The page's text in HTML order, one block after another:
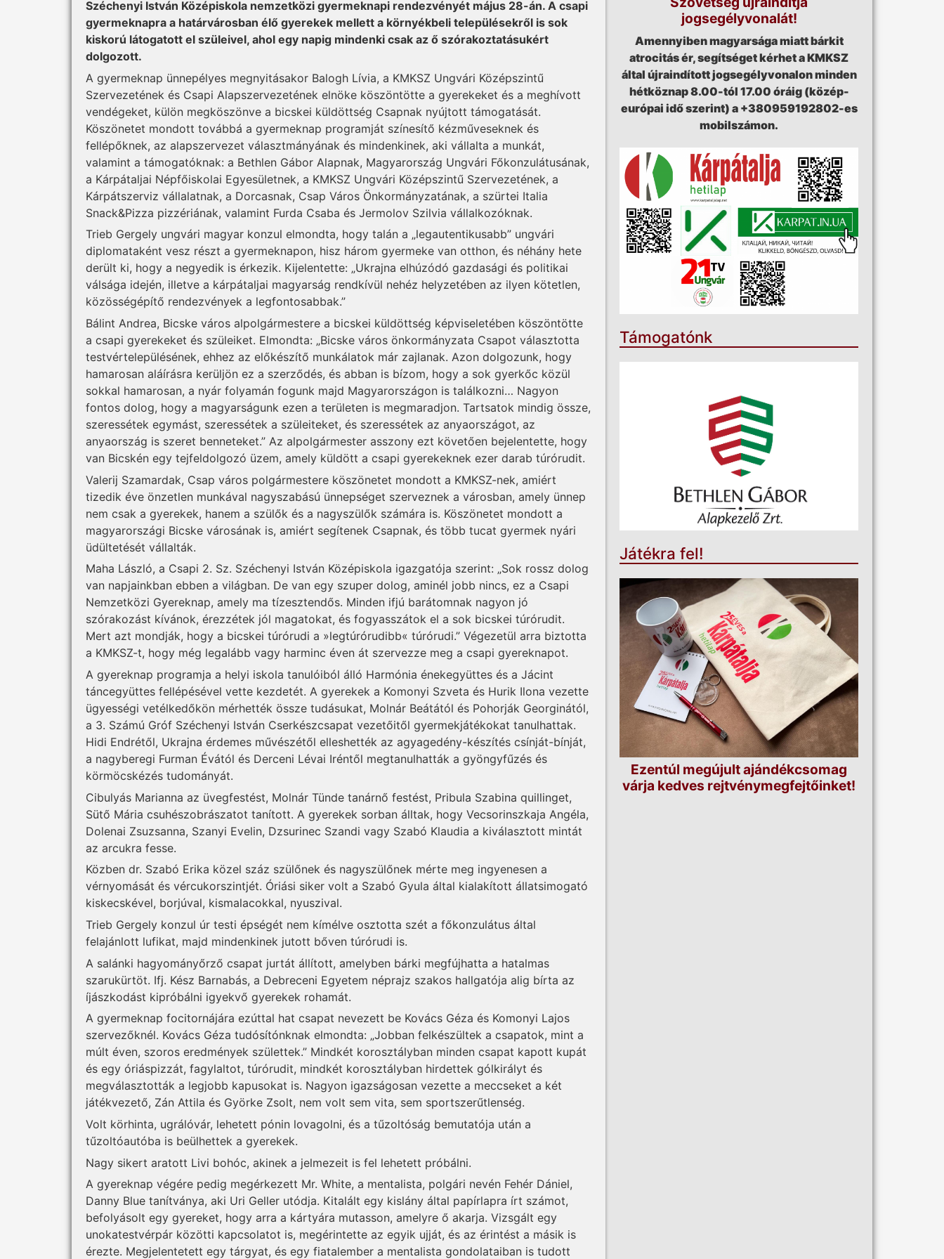
Széchenyi István Középiskola nemzetközi gyermeknapi rendezvényét május 28-án. A csapi
gyermeknapra a határvárosban élő gyerekek mellett a környékbeli településekről is sok
kiskorú látogatott el szüleivel, ahol egy napig mindenki csak az ő szórakoztatásukért
dolgozott.
A gyermeknap ünnepélyes megnyitásakor Balogh Lívia, a KMKSZ Ungvári Középszintű
Szervezetének és Csapi Alapszervezetének elnöke köszöntötte a gyerekeket és a meghívott
vendégeket, külön megköszönve a bicskei küldöttség Csapnak nyújtott támogatását.
Köszönetet mondott továbbá a gyermeknap programját színesítő kézműveseknek és
fellépőknek, az alapszervezet választmányának és mindenkinek, aki vállalta a munkát,
valamint a támogatóknak: a Bethlen Gábor Alapnak, Magyarország Ungvári Főkonzulátusának,
a Kárpátaljai Népfőiskolai Egyesületnek, a KMKSZ Ungvári Középszintű Szervezetének, a
Kárpátszerviz vállalatnak, a Dorcasnak, Csap Város Önkormányzatának, a szürtei Italia
Snack&Pizza pizzériának, valamint Furda Csaba és Jermolov Szilvia vállalkozóknak.
Trieb Gergely ungvári magyar konzul elmondta, hogy talán a „legautentikusabb” ungvári
diplomataként vesz részt a gyermeknapon, hisz három gyermeke van otthon, és néhány hete
derült ki, hogy a negyedik is érkezik. Kijelentette: „Ukrajna elhúzódó gazdasági és politikai
válsága idején, illetve a kárpátaljai magyarság rendkívül nehéz helyzetében az ilyen kötetlen,
közösségépítő rendezvények a legfontosabbak.”
Bálint Andrea, Bicske város alpolgármestere a bicskei küldöttség képviseletében köszöntötte
a csapi gyerekeket és szüleiket. Elmondta: „Bicske város önkormányzata Csapot választotta
testvértelepülésének, ehhez az előkészítő munkálatok már zajlanak. Azon dolgozunk, hogy
hamarosan aláírásra kerüljön ez a szerződés, és abban is bízom, hogy a sok gyerkőc közül
sokkal hamarosan, a nyár folyamán fogunk majd Magyarországon is találkozni… Nagyon
fontos dolog, hogy a magyarságunk ezen a területen is megmaradjon. Tartsatok mindig össze,
szeressétek egymást, szeressétek a szüleiteket, és szeressétek az anyaországot, az
anyaország is szeret benneteket.” Az alpolgármester asszony ezt követően bejelentette, hogy
van Bicskén egy tejfeldolgozó üzem, amely küldött a csapi gyerekeknek ezer darab túrórudit.
Valerij Szamardak, Csap város polgármestere köszönetet mondott a KMKSZ-nek, amiért
tizedik éve önzetlen munkával nagyszabású ünnepséget szerveznek a városban, amely ünnep
nem csak a gyerekek, hanem a szülők és a nagyszülők számára is. Köszönetet mondott a
magyarországi Bicske városának is, amiért segítenek Csapnak, és több tucat gyermek nyári
üdültetését vállalták.
Maha László, a Csapi 2. Sz. Széchenyi István Középiskola igazgatója szerint: „Sok rossz dolog
van napjainkban ebben a világban. De van egy szuper dolog, aminél jobb nincs, ez a Csapi
Nemzetközi Gyereknap, amely ma tízesztendős. Minden ifjú barátomnak nagyon jó
szórakozást kívánok, érezzétek jól magatokat, és fogyasszátok el a sok bicskei túrórudit.
Mert azt mondják, hogy a bicskei túrórudi a »legtúrórudibb« túrórudi.” Végezetül arra biztotta
a KMKSZ-t, hogy még legalább vagy harminc éven át szervezze meg a csapi gyereknapot.
A gyereknap programja a helyi iskola tanulóiból álló Harmónia énekegyüttes és a Jácint
táncegyüttes fellépésével vette kezdetét. A gyerekek a Komonyi Szveta és Hurik Ilona vezette
ügyességi vetélkedőkön mérhették össze tudásukat, Molnár Beátától és Pohorják Georginától,
a 3. Számú Gróf Széchenyi István Cserkészcsapat vezetőitől gyermekjátékokat tanulhattak.
Hidi Endrétől, Ukrajna érdemes művészétől elleshették az agyagedény-készítés csínját-bínját,
a nagyberegi Furman Évától és Derceni Lévai Iréntől megtanulhatták a gyöngyfűzés és
körmöcskézés tudományát.
Cibulyás Marianna az üveg­festést, Molnár Tünde tanárnő festést, Pribula Szabina quil­lin­get,
Sütő Mária csuhészobrászatot tanított. A gyerekek sorban álltak, hogy Vecsorinszkaja Angéla,
Do­le­nai Zsuzsanna, Szanyi Evelin, Dzsu­ri­nec Szandi vagy Szabó Klaudia a kiválasztott mintát
az arcukra fesse.
Közben dr. Szabó Erika közel száz szülőnek és nagyszülőnek mérte meg ingyenesen a
vérnyomását és vércukorszintjét. Óriási siker volt a Szabó Gyula által kialakított állatsimogató
kiskecskével, borjúval, kismalacokkal, nyuszival.
Trieb Gergely konzul úr testi épségét nem kímélve osztotta szét a főkonzulátus által
felajánlott lufikat, majd mindenkinek jutott bőven túrórudi is.
A salánki hagyományőrző csapat jurtát állított, amelyben bárki megfújhatta a hatalmas
szarukürtöt. Ifj. Kész Barnabás, a Debreceni Egyetem néprajz szakos hallgatója alig bírta az
íjászkodást kipróbálni igyekvő gyerekek rohamát.
A gyermeknap focitornájára ezúttal hat csapat nevezett be Kovács Géza és Komonyi Lajos
szervezőknél. Kovács Géza tudósítónknak elmondta: „Jobban felkészültek a csapatok, mint a
múlt éven, szoros eredmények születtek.” Mindkét korosztályban minden csapat kapott kupát
és egy óriáspizzát, fagylaltot, túrórudit, mindkét korosztályban hirdettek gólkirályt és
megválasztották a legjobb kapusokat is. Nagyon igazságosan vezette a meccseket a két
játékvezető, Zán Attila és Györke Zsolt, nem volt sem vita, sem sportszerűtlenség.
Volt körhinta, ugrálóvár, lehetett pónin lovagolni, és a tűzoltóság bemutatója után a
tűzoltóautóba is beülhettek a gyerekek.
Nagy sikert aratott Livi bohóc, akinek a jelmezeit is fel lehetett próbálni.
A gyereknap végére pedig megérkezett Mr. White, a mentalista, polgári nevén Fehér Dániel,
Danny Blue tanítványa, aki Uri Geller utódja. Kitalált egy kislány által papírlapra írt számot,
befolyásolt egy gyereket, hogy arra a kártyára mutasson, amelyre ő akarja. Vizsgált egy
unokatestvérpár közötti kapcsolatot is, megérintette az egyik ujját, és az érintést a másik is
érezte. Megjelentetett egy tárgyat, és egy fiatalember a mentalista gondolataiban is tudott
jogsegélyvonalát!
Amennyiben magyarsága miatt bárkit
atrocitás ér, segítséget kérhet a KMKSZ
által újraindított jogsegélyvonalon minden
hétköznap 8.00-tól 17.00 óráig (közép-
európai idő szerint) a +380959192802-es
mobilszámon.
Támogatónk
Játékra fel!
Ezentúl megújult ajándékcsomag
várja kedves rejtvénymegfejtőinket!